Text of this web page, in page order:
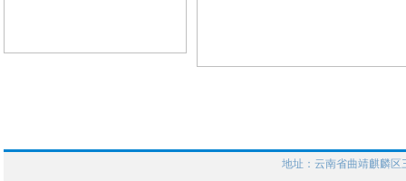
地址：云南省曲靖麒麟